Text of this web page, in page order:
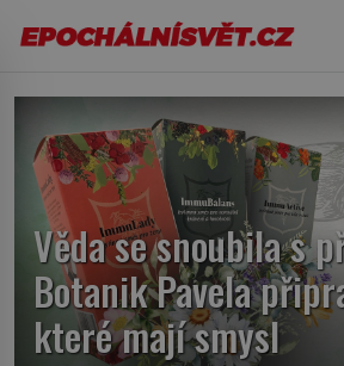
Věda se snoubila s
Botanik Pavela
které mají smysl